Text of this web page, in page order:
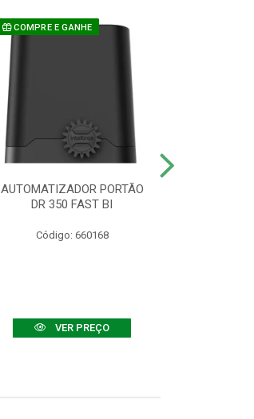
COMPRE E GANHE
AUTOMATIZADOR PORTÃO
DR 350 FAST BI
Código: 660168
VER PREÇO